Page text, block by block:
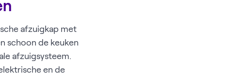
afzuigkap met
schoon de keuken
afzuigsysteem.
en de